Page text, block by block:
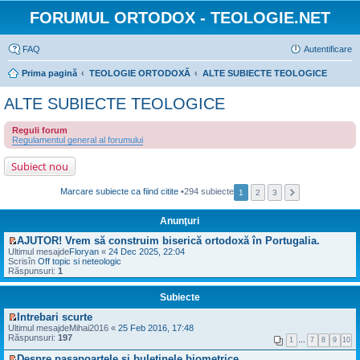
FORUMUL ORTODOX - TEOLOGIE.NET
FAQ Autentificare
Prima pagină TEOLOGIE ORTODOXĂ ALTE SUBIECTE TEOLOGICE
ALTE SUBIECTE TEOLOGICE
Reguli forum
Regulamentul general al forumului
Subiect nou
Marcare subiecte ca fiind citite •294 subiecte 1 2 3
Anunţuri
V
e
z
i
u
t
m
u
m
AJUTOR! Vrem să construim biserică ortodoxă în Portugalia.
Ultimul mesajdeFloryan « 24 Dec 2025, 22:04
Scrisîn Off topic si neteologic
Răspunsuri: 1
Subiecte
V
e
i
Intrebari scurte
Ultimul mesajdeMihai2016 « 25 Feb 2016, 17:48
Răspunsuri: 197 1 … 7 8 9 10